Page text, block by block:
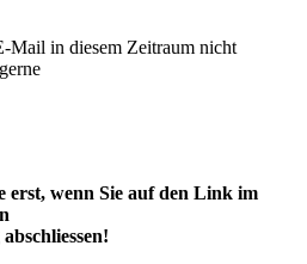
Mail in diesem Zeitraum nicht
erst, wenn Sie auf den Link im